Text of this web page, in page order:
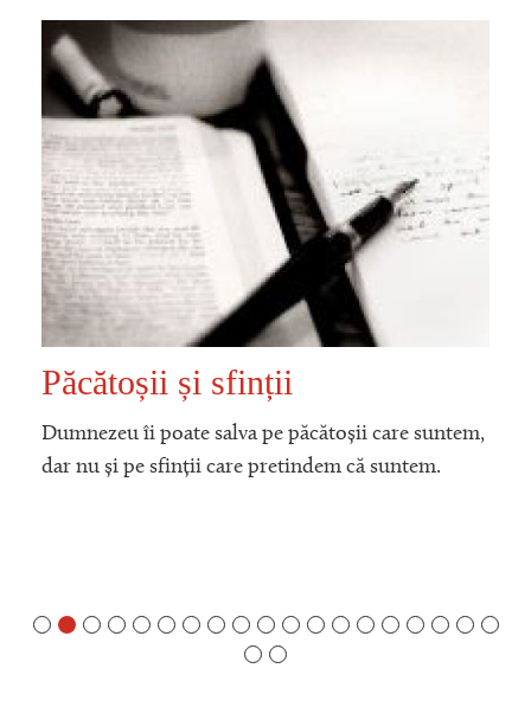
Păcătoșii și sfinții
Dumnezeu îi poate salva pe păcătoșii care suntem,
dar nu și pe sfinții care pretindem că suntem.